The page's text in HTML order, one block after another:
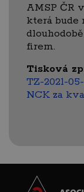
AMSP ČR
která bude
firem.
Tisková
TZ-2021-
NCK za